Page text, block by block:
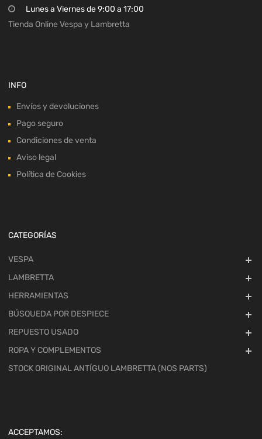
Lunes a Viernes de 9:00 a 17:00
Tienda Online Vespa y Lambretta
INFO
Envíos y devoluciones
Pago seguro
Condiciones de venta
Aviso legal
Política de Cookies
CATEGORÍAS
VESPA
LAMBRETTA
HERRAMIENTAS
BÚSQUEDA POR DESPIECE
REPUESTO USADO
ROPA Y COMPLEMENTOS
STOCK ORIGINAL ANTÍGUO LAMBRETTA (NOS PARTS)
ACCEPTAMOS: